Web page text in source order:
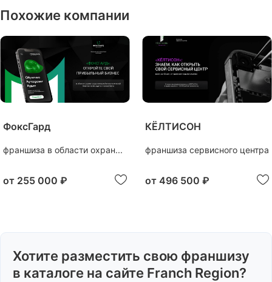
Похожие компании
ФоксГард
франшиза в области охран...
от 255 000 ₽
КЁЛТИСОН
франшиза сервисного центра
от 496 500 ₽
Хотите разместить свою франшизу
в каталоге на сайте Franch Region?